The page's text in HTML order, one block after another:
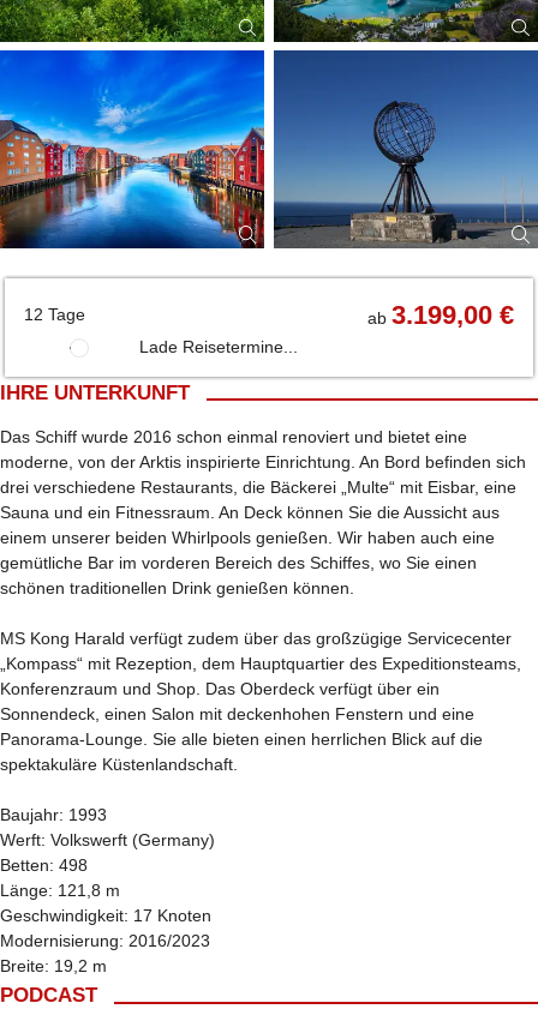
12 Tage ab3.199,00 €
Lade Reisetermine...
IHRE UNTERKUNFT
Das Schiff wurde 2016 schon einmal renoviert und bietet eine
moderne, von der Arktis inspirierte Einrichtung. An Bord befinden sich
drei verschiedene Restaurants, die Bäckerei „Multe“ mit Eisbar, eine
Sauna und ein Fitnessraum. An Deck können Sie die Aussicht aus
einem unserer beiden Whirlpools genießen. Wir haben auch eine
gemütliche Bar im vorderen Bereich des Schiffes, wo Sie einen
schönen traditionellen Drink genießen können.
MS Kong Harald verfügt zudem über das großzügige Servicecenter
„Kompass“ mit Rezeption, dem Hauptquartier des Expeditionsteams,
Konferenzraum und Shop. Das Oberdeck verfügt über ein
Sonnendeck, einen Salon mit deckenhohen Fenstern und eine
Panorama-Lounge. Sie alle bieten einen herrlichen Blick auf die
spektakuläre Küstenlandschaft.
Baujahr: 1993
Werft: Volkswerft (Germany)
Betten: 498
Länge: 121,8 m
Geschwindigkeit: 17 Knoten
Modernisierung: 2016/2023
Breite: 19,2 m
PODCAST